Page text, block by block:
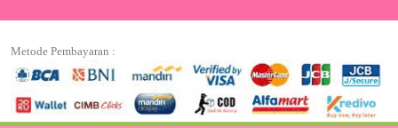
Metode Pembayaran :